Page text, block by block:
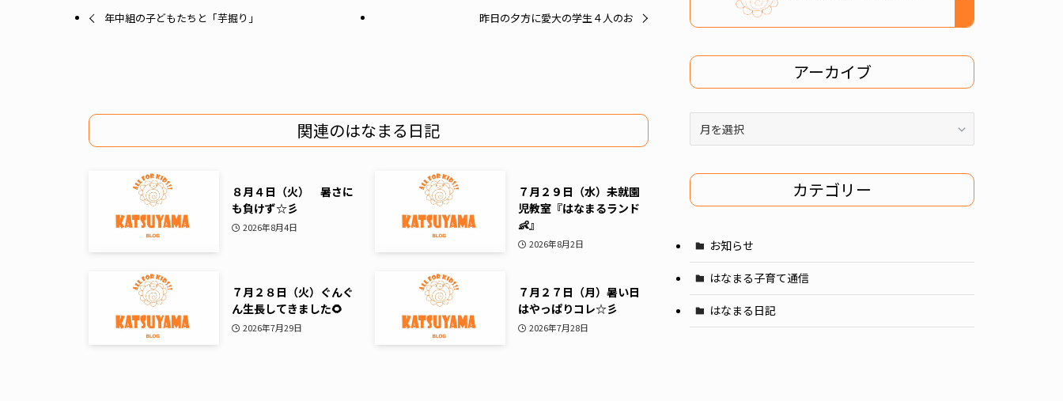
年中組の子どもたちと「芋掘り」 昨日の夕方に愛大の学生４人のお
関連のはなまる日記
８月４日（火） 暑さに
も負けず☆彡
2026年8月4日
７月２９日（水）未就園
児教室『はなまるランド
👶』
2026年8月2日
７月２８日（火）ぐんぐ
ん生長してきました🌻
2026年7月29日
７月２７日（月）暑い日
はやっぱりコレ☆彡
2026年7月28日
アーカイブ
イ
カテゴリー
お知らせ
はなまる子育て通信
はなまる日記